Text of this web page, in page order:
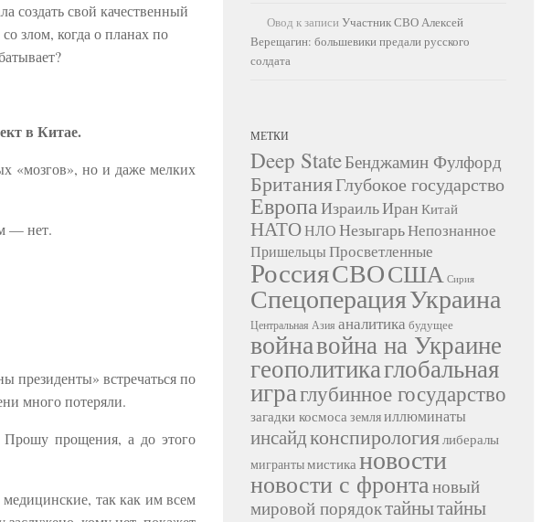
создать свой качественный
злом, когда о планах по
в Китае.
«мозгов», но и даже мелких
— нет.
президенты» встречаться по
много потеряли.
Прошу прощения, а до этого
так как им всем
Овод к записи Участник СВО Алексей
Верещагин: большевики предали русского
солдата
МЕТКИ
Deep StateБенджамин Фулфорд
БританияГлубокое государство
ЕвропаИзраильИран Китай
НАТОНЛОНезыгарьНепознанное
ПришельцыПросветленные
РоссияСВОСША Сирия
СпецоперацияУкраина
Центральная Азия аналитика будущее
войнавойна на Украине
геополитикаглобальная
играглубинное государство
загадки космоса земляиллюминаты
инсайдконспирологиялибералы
мигрантымистика новости
новости с фронта новый
мировой порядоктайнытайны